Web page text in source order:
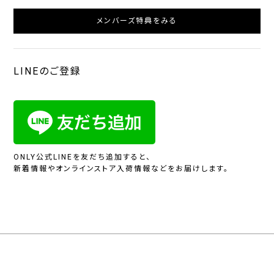
メンバーズ特典をみる
LINEのご登録
ONLY公式LINEを友だち追加すると、
新着情報やオンラインストア入荷情報などをお届けします。